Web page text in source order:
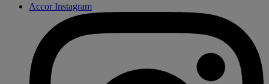
Accor Instagram